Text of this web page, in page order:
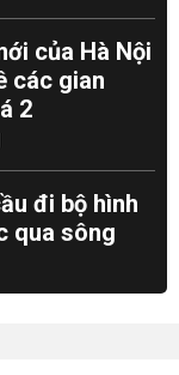
của Hà Nội
các gian
2
đi bộ hình
qua sông